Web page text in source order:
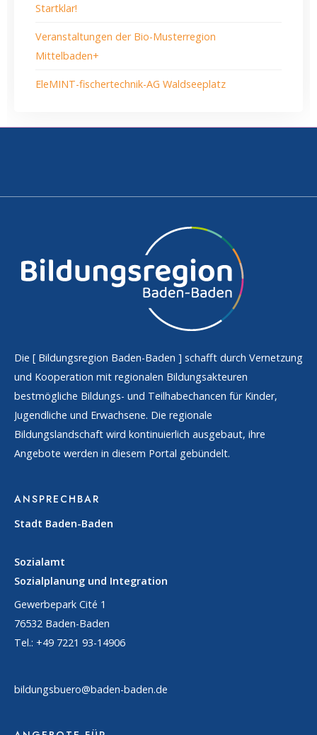
Startklar!
Veranstaltungen der Bio-Musterregion
Mittelbaden+
EleMINT-fischertechnik-AG Waldseeplatz
Die [ Bildungsregion Baden-Baden ] schafft durch Vernetzung
und Kooperation mit regionalen Bildungsakteuren
bestmögliche Bildungs- und Teilhabechancen für Kinder,
Jugendliche und Erwachsene. Die regionale
Bildungslandschaft wird kontinuierlich ausgebaut, ihre
Angebote werden in diesem Portal gebündelt.
ANSPRECHBAR
Stadt Baden-Baden
Sozialamt
Sozialplanung und Integration
Gewerbepark Cité 1
76532 Baden-Baden
Tel.: +49 7221 93-14906
bildungsbuero@baden-baden.de